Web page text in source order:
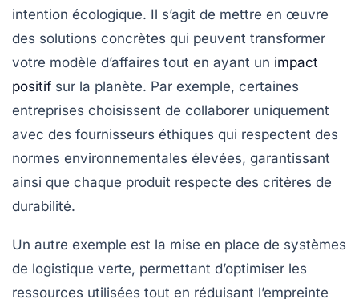
intention écologique. Il s’agit de mettre en œuvre
des solutions concrètes qui peuvent transformer
votre modèle d’affaires tout en ayant un impact
positif sur la planète. Par exemple, certaines
entreprises choisissent de collaborer uniquement
avec des fournisseurs éthiques qui respectent des
normes environnementales élevées, garantissant
ainsi que chaque produit respecte des critères de
durabilité.
Un autre exemple est la mise en place de systèmes
de logistique verte, permettant d’optimiser les
ressources utilisées tout en réduisant l’empreinte